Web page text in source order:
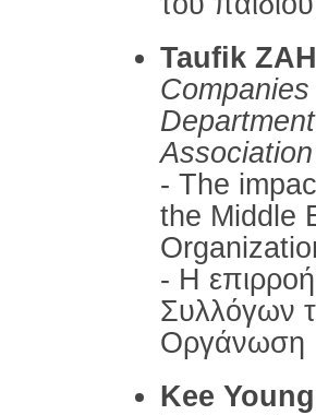
Taufik
- The
the Middle
- Η
Συλλόγων
Οργάνωση
Kee